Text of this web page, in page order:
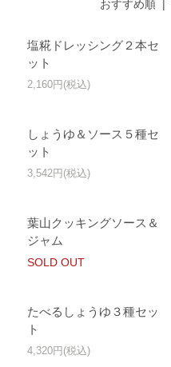
おすすめ順|
塩糀ドレッシング２本セ
ット
2,160円(税込)
しょうゆ＆ソース５種セ
ット
3,542円(税込)
葉山クッキングソース＆
ジャム
SOLD OUT
たべるしょうゆ３種セッ
ト
4,320円(税込)